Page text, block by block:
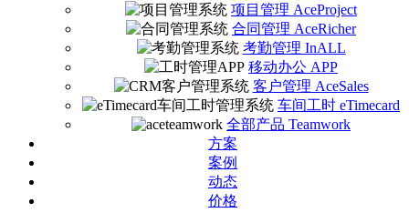
项目管理 AceProject
合同管理 AceRicher
考勤管理 InALL
移动办公 APP
客户管理 AceSales
车间工时 eTimecard
全部产品 Teamwork
方案
案例
动态
价格